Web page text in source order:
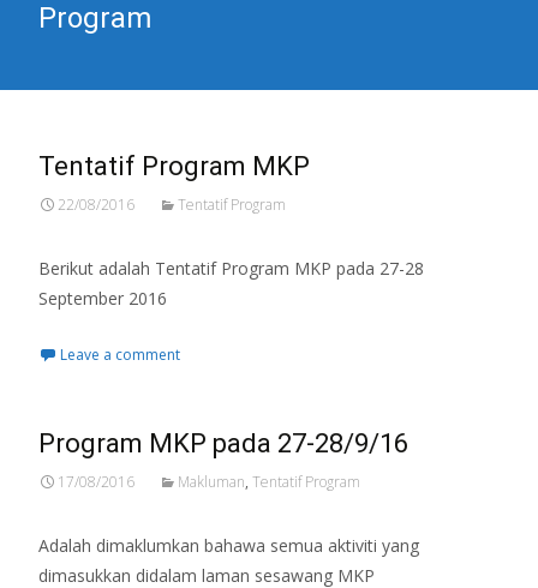
Program
Tentatif Program MKP
22/08/2016 Tentatif Program
Berikut adalah Tentatif Program MKP pada 27-28
September 2016
Leave a comment
Program MKP pada 27-28/9/16
17/08/2016 Makluman, Tentatif Program
Adalah dimaklumkan bahawa semua aktiviti yang
dimasukkan didalam laman sesawang MKP